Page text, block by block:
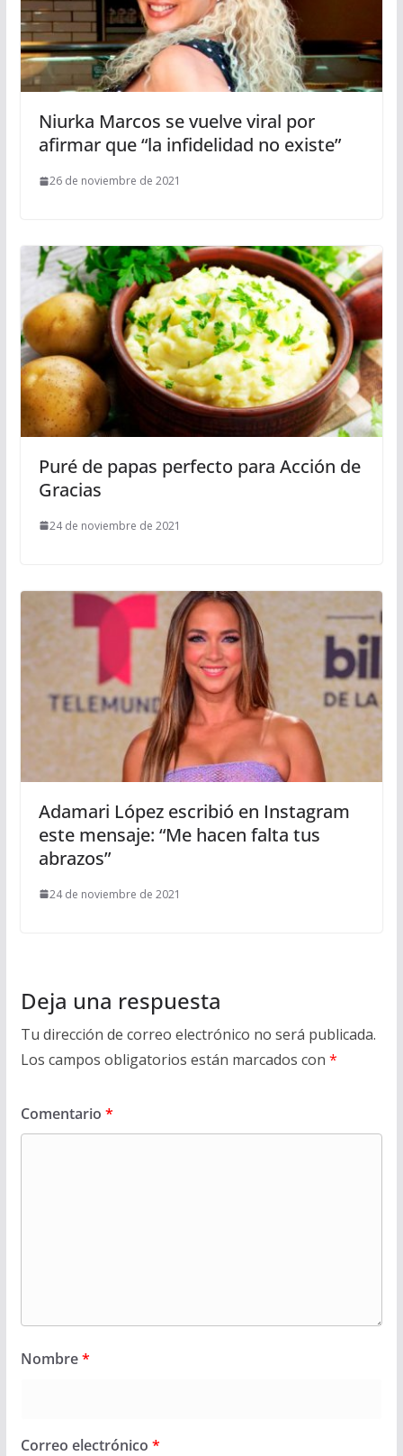
Niurka Marcos se vuelve viral por
afirmar que “la infidelidad no existe”
26 de noviembre de 2021
Puré de papas perfecto para Acción de
Gracias
24 de noviembre de 2021
Adamari López escribió en Instagram
este mensaje: “Me hacen falta tus
abrazos”
24 de noviembre de 2021
Deja una respuesta
Tu dirección de correo electrónico no será publicada.
Los campos obligatorios están marcados con *
Comentario *
Nombre*
Correo electrónico *